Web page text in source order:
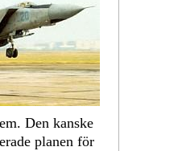
Den kanske
planen för